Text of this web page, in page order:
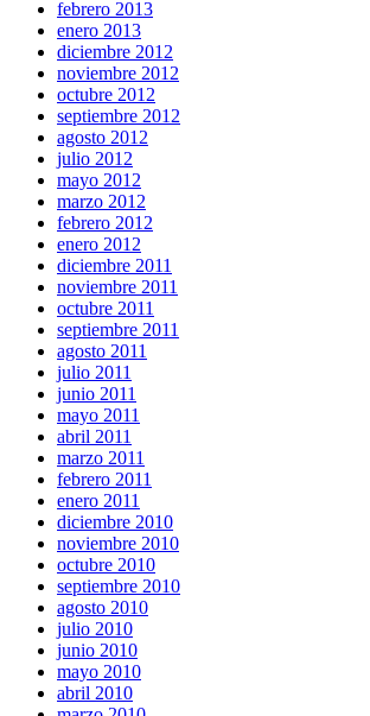
febrero 2013
enero 2013
diciembre 2012
noviembre 2012
octubre 2012
septiembre 2012
agosto 2012
julio 2012
mayo 2012
marzo 2012
febrero 2012
enero 2012
diciembre 2011
noviembre 2011
octubre 2011
septiembre 2011
agosto 2011
julio 2011
junio 2011
mayo 2011
abril 2011
marzo 2011
febrero 2011
enero 2011
diciembre 2010
noviembre 2010
octubre 2010
septiembre 2010
agosto 2010
julio 2010
junio 2010
mayo 2010
abril 2010